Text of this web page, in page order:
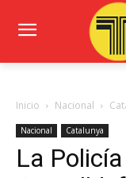
Inicio Nacional
Nacional Catalunya
La